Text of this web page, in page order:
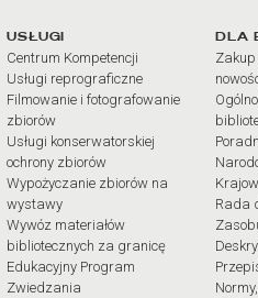
USŁUGI
Centrum Kompetencji
Usługi reprograficzne
Filmowanie i fotografowanie
zbiorów
Usługi konserwatorskiej
ochrony zbiorów
Wypożyczanie zbiorów na
wystawy
Wywóz materiałów
bibliotecznych za granicę
Edukacyjny Program
Zwiedzania
DLA
Rada